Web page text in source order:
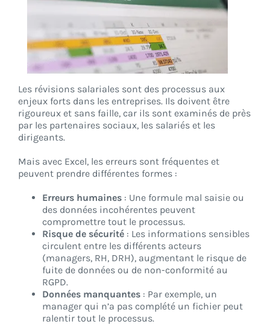
Les révisions salariales sont des processus aux
enjeux forts dans les entreprises. Ils doivent être
rigoureux et sans faille, car ils sont examinés de près
par les partenaires sociaux, les salariés et les
dirigeants.
Mais avec Excel, les erreurs sont fréquentes et
peuvent prendre différentes formes :
Erreurs humaines : Une formule mal saisie ou
des données incohérentes peuvent
compromettre tout le processus.
Risque de sécurité : Les informations sensibles
circulent entre les différents acteurs
(managers, RH, DRH), augmentant le risque de
fuite de données ou de non-conformité au
RGPD.
Données manquantes : Par exemple, un
manager qui n’a pas complété un fichier peut
ralentir tout le processus.